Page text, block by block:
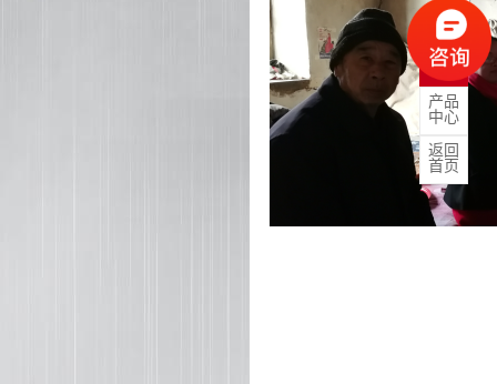
产品
中心
返回
首页